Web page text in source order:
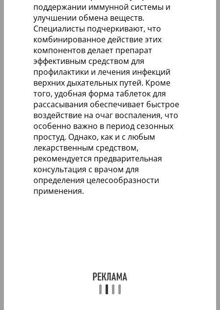
поддержании иммунной системы и
улучшении обмена веществ.
Специалисты подчеркивают, что
комбинированное действие этих
компонентов делает препарат
эффективным средством для
профилактики и лечения инфекций
верхних дыхательных путей. Кроме
того, удобная форма таблеток для
рассасывания обеспечивает быстрое
воздействие на очаг воспаления, что
особенно важно в период сезонных
простуд. Однако, как и с любым
лекарственным средством,
рекомендуется предварительная
консультация с врачом для
определения целесообразности
применения.